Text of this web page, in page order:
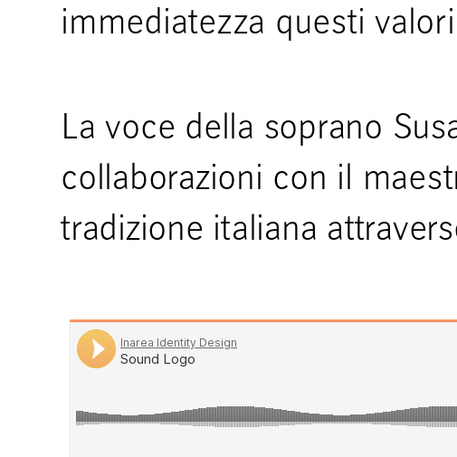
immediatezza questi
La voce della soprano
collaborazioni con il
tradizione italiana